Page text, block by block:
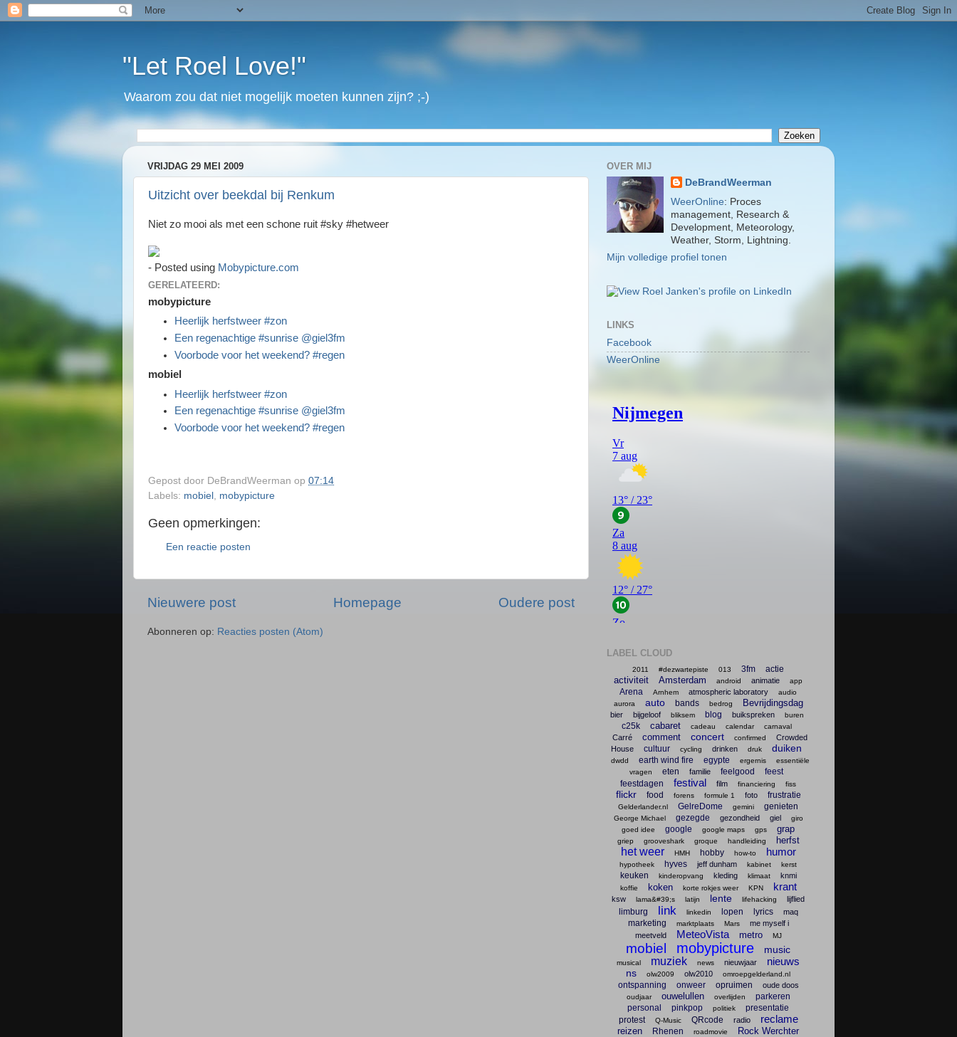
"Let Roel Love!"
Waarom zou dat niet mogelijk moeten kunnen zijn? ;-)
VRIJDAG 29 MEI 2009
Uitzicht over beekdal bij Renkum
Niet zo mooi als met een schone ruit #sky #hetweer
- Posted using Mobypicture.com
GERELATEERD:
mobypicture
Heerlijk herfstweer #zon
Een regenachtige #sunrise @giel3fm
Voorbode voor het weekend? #regen
mobiel
Heerlijk herfstweer #zon
Een regenachtige #sunrise @giel3fm
Voorbode voor het weekend? #regen
Gepost door DeBrandWeerman op 07:14
Labels: mobiel , mobypicture
Geen opmerkingen:
Een reactie posten
Nieuwere post Oudere post
Homepage
Abonneren op: Reacties posten (Atom)
OVER MIJ
DeBrandWeerman
WeerOnline: Proces
management, Research &
Development, Meteorology,
Weather, Storm, Lightning.
Mijn volledige profiel tonen
LINKS
Facebook
WeerOnline
LABEL CLOUD
2011 #dezwartepiste 013 3fm actie
activiteit Amsterdam android animatie app
Arena Arnhem atmospheric laboratory
audio
aurora
auto bands bedrog Bevrijdingsdag
bier bijgeloof bliksem blog buikspreken buren
c25k cabaret cadeau calendar carnaval
Carré comment concert confirmed
Crowded
House
cultuur cycling drinken druk duiken
dwdd earth wind fire egypte ergernis
essentiële
vragen
eten familie feelgood
feest
feestdagen
festival film financiering fiss
flickr food forens formule 1 foto frustratie
Gelderlander.nl GelreDome gemini genieten
George Michael gezegde gezondheid giel
giro
goed idee
google google maps gps grap
griep grooveshark groque handleiding herfst
het weer HMH hobby how-to humor
hypotheek hyves jeff dunham kabinet kerst
keuken kinderopvang kleding klimaat knmi
koffie koken korte rokjes weer KPN krant
ksw lama&#39;s latijn lente lifehacking lijflied
limburg link linkedin lopen lyrics maq
marketing marktplaats Mars
me myself i
meetveld
MeteoVista metro MJ
mobiel mobypicture music
musical muziek news nieuwjaar nieuws
ns olw2009 olw2010 omroepgelderland.nl
ontspanning onweer opruimen oude doos
oudjaar ouwelullen overlijden
parkeren
personal
pinkpop politiek
presentatie
protest
Q-Music QRcode radio reclame
reizen Rhenen roadmovie Rock Werchter